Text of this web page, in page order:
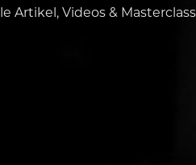
Artikel, Videos &